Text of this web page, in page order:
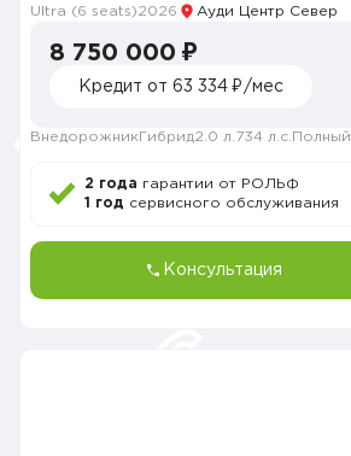
Ultra (6 seats)2026 Ауди Центр Север
8 750 000 ₽
Кредит от 63 334 ₽/мес
Внедорожник Гибрид2.0 л. 734 л.с. Полный
2 года гарантии от РОЛЬФ
1 год сервисного обслуживания
Консультация